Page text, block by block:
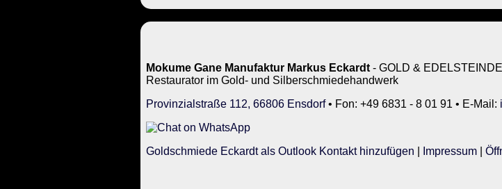
Mokume Gane Manufaktur Markus Eckardt - GOLD &
Restaurator im Gold- und Silberschmiedehandwerk
Provinzialstraße 112, 66806 Ensdorf• Fon: +49 6831 - 8 01 91 • E-Mail:
Goldschmiede Eckardt als Outlook Kontakt hinzufügen Impressum